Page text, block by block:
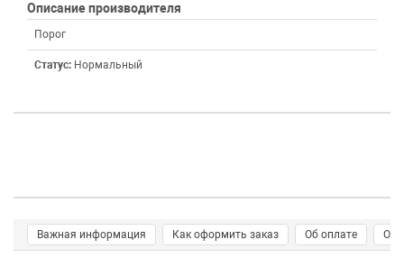
Описание производителя
Порог
Статус: Нормальный
Важная информация Как оформить заказ Об оплате О